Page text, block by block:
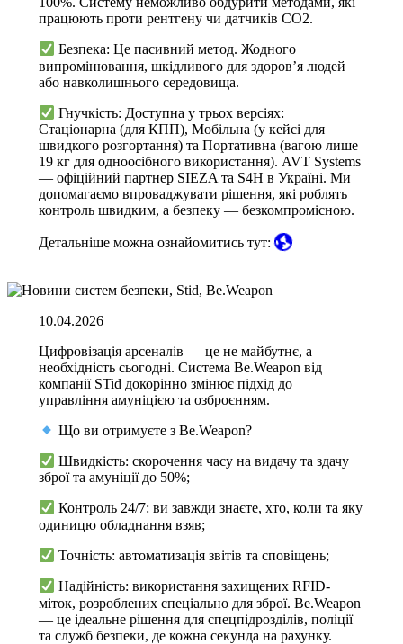
працюють проти рентгену чи датчиків CO2.
Безпека: Це пасивний метод. Жодного
випромінювання, шкідливого для здоров’я людей
або навколишнього середовища.
Гнучкість: Доступна у трьох версіях:
Стаціонарна (для КПП), Мобільна (у кейсі для
швидкого розгортання) та Портативна (вагою лише
19 кг для одноосібного використання). AVT Systems
— офіційний партнер SIEZA та S4H в Україні. Ми
допомагаємо впроваджувати рішення, які роблять
контроль швидким, а безпеку — безкомпромісною.
Детальніше можна ознайомитись тут:
10.04.2026
Цифровізація арсеналів — це не майбутнє, а
необхідність сьогодні. Система Be.Weapon від
компанії STid докорінно змінює підхід до
управління амуніцією та озброєнням.
Що ви отримуєте з Be.Weapon?
Швидкість: скорочення часу на видачу та здачу
зброї та амуніції до 50%;
Контроль 24/7: ви завжди знаєте, хто, коли та яку
одиницю обладнання взяв;
Точність: автоматизація звітів та сповіщень;
Надійність: використання захищених RFID-
міток, розроблених спеціально для зброї. Be.Weapon
— це ідеальне рішення для спецпідрозділів, поліції
та служб безпеки, де кожна секунда на рахунку.